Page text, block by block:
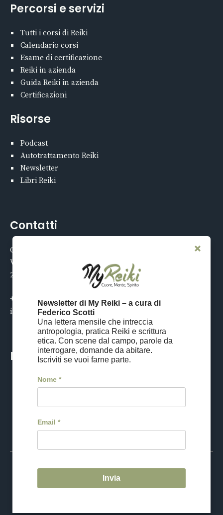
Percorsi e servizi
Tutti i corsi di Reiki
Calendario corsi
Esame di certificazione
Reiki in azienda
Guida Reiki in azienda
Certificazioni
Risorse
Podcast
Autotrattamento Reiki
Newsletter
Libri Reiki
Contatti
Centro My Reiki
Via Tucidide 56
20134 Milano
+39 02 21119579
info@myreiki.it
Reiki Tour
Viaggio in Giappone
Cos'è il Reiki Tour
Termini e Condizioni
Newsletter di My Reiki – a cura di
Federico Scotti
Una lettera mensile che intreccia
antropologia, pratica Reiki e scrittura
etica. Con scene dal campo, parole da
interrogare, domande da abitare.
Iscriviti se vuoi farne parte.
Nome *
Email *
Invia